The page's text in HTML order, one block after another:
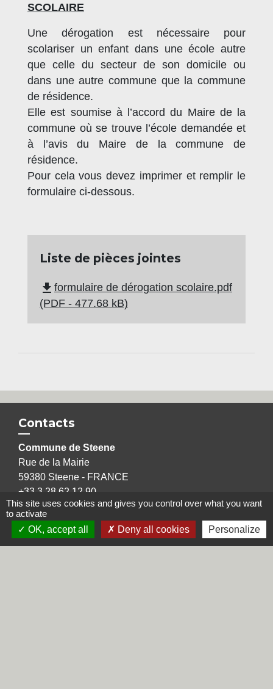
SCOLAIRE
Une dérogation est nécessaire pour
scolariser un enfant dans une école autre
que celle du secteur de son domicile ou
dans une autre commune que la commune
de résidence.
Elle est soumise à l’accord du Maire de la
commune où se trouve l’école demandée et
à l’avis du Maire de la commune de
résidence.
Pour cela vous devez imprimer et remplir le
formulaire ci-dessous.
Liste de pièces jointes
file_download formulaire de dérogation scolaire.pdf
(PDF - 477.68 kB)
Contacts
Commune de Steene
Rue de la Mairie
59380 Steene - FRANCE
+33 3 28 62 12 90
This site uses cookies and gives you control over what you want
to activate
OK, accept all
Deny all cookies Personalize